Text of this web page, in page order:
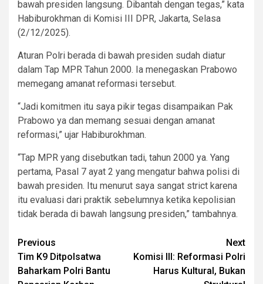
bawah presiden langsung. Dibantah dengan tegas,” kata
Habiburokhman di Komisi III DPR, Jakarta, Selasa
(2/12/2025).
Aturan Polri berada di bawah presiden sudah diatur
dalam Tap MPR Tahun 2000. Ia menegaskan Prabowo
memegang amanat reformasi tersebut.
“Jadi komitmen itu saya pikir tegas disampaikan Pak
Prabowo ya dan memang sesuai dengan amanat
reformasi,” ujar Habiburokhman.
“Tap MPR yang disebutkan tadi, tahun 2000 ya. Yang
pertama, Pasal 7 ayat 2 yang mengatur bahwa polisi di
bawah presiden. Itu menurut saya sangat strict karena
itu evaluasi dari praktik sebelumnya ketika kepolisian
tidak berada di bawah langsung presiden,” tambahnya.
Post
navigation
Previous
Tim K9 Ditpolsatwa
Baharkam Polri Bantu
Next
Komisi III: Reformasi Polri
Harus Kultural, Bukan